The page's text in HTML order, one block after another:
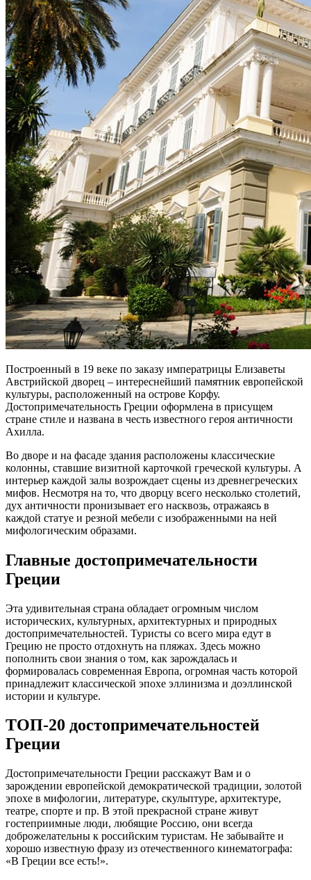
Построенный в 19 веке по заказу императрицы Елизаветы
Австрийской дворец – интереснейший памятник европейской
культуры, расположенный на острове Корфу.
Достопримечательность Греции оформлена в присущем
стране стиле и названа в честь известного героя античности
Ахилла.
Во дворе и на фасаде здания расположены классические
колонны, ставшие визитной карточкой греческой культуры. А
интерьер каждой залы возрождает сцены из древнегреческих
мифов. Несмотря на то, что дворцу всего несколько столетий,
дух античности пронизывает его насквозь, отражаясь в
каждой статуе и резной мебели с изображенными на ней
мифологическим образами.
Главные достопримечательности
Греции
Эта удивительная страна обладает огромным числом
исторических, культурных, архитектурных и природных
достопримечательностей. Туристы со всего мира едут в
Грецию не просто отдохнуть на пляжах. Здесь можно
пополнить свои знания о том, как зарождалась и
формировалась современная Европа, огромная часть которой
принадлежит классической эпохе эллинизма и доэллинской
истории и культуре.
ТОП-20 достопримечательностей
Греции
Достопримечательности Греции расскажут Вам и о
зарождении европейской демократической традиции, золотой
эпохе в мифологии, литературе, скульптуре, архитектуре,
театре, спорте и пр. В этой прекрасной стране живут
гостеприимные люди, любящие Россию, они всегда
доброжелательны к российским туристам. Не забывайте и
хорошо известную фразу из отечественного кинематографа:
«В Греции все есть!».